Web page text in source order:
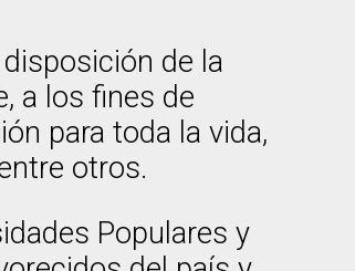
de la
a los fines de
para toda la vida,
otros.
Populares y